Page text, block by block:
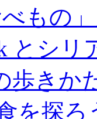
べもの
とシリ
歩きか
を探